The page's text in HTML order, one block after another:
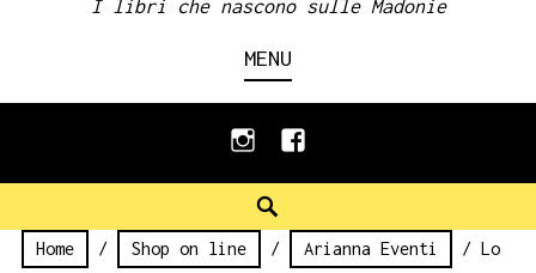
I libri che nascono sulle Madonie
MENU
instagramfacebook
Home / Shop on line / Arianna Eventi
/ Lo